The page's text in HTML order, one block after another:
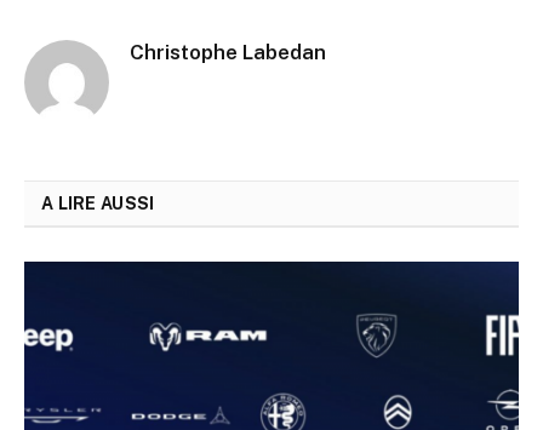
Christophe Labedan
A LIRE AUSSI